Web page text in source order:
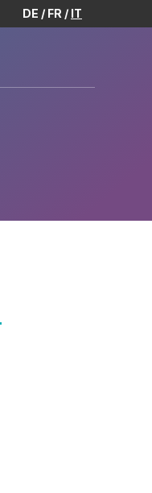
DE FR IT